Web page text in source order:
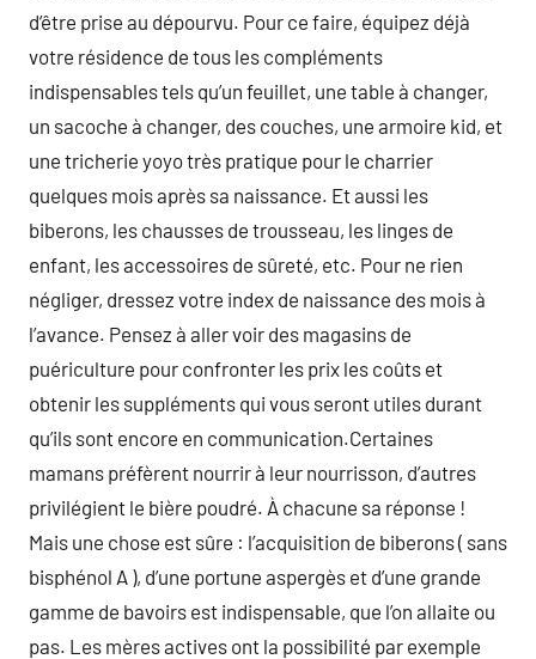
d’être prise au dépourvu. Pour ce faire, équipez déjà
votre résidence de tous les compléments
indispensables tels qu’un feuillet, une table à changer,
un sacoche à changer, des couches, une armoire kid, et
une tricherie yoyo très pratique pour le charrier
quelques mois après sa naissance. Et aussi les
biberons, les chausses de trousseau, les linges de
enfant, les accessoires de sûreté, etc. Pour ne rien
négliger, dressez votre index de naissance des mois à
l’avance. Pensez à aller voir des magasins de
puériculture pour confronter les prix les coûts et
obtenir les suppléments qui vous seront utiles durant
qu’ils sont encore en communication.Certaines
mamans préfèrent nourrir à leur nourrisson, d’autres
privilégient le bière poudré. À chacune sa réponse !
Mais une chose est sûre : l’acquisition de biberons ( sans
bisphénol A ), d’une portune aspergès et d’une grande
gamme de bavoirs est indispensable, que l’on allaite ou
pas. Les mères actives ont la possibilité par exemple